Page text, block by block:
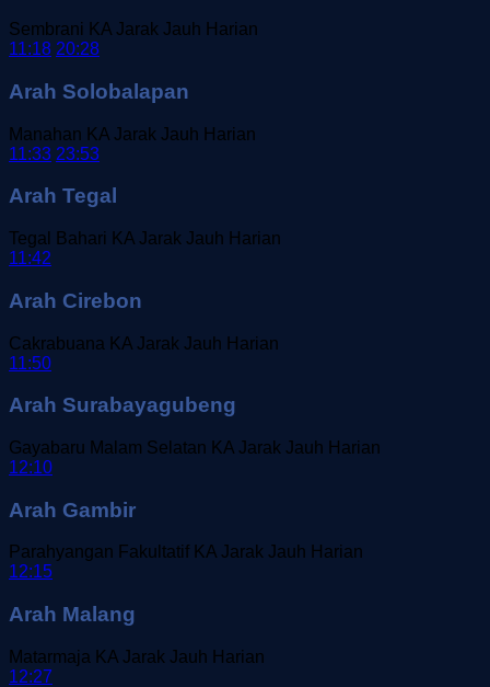
Sembrani KA Jarak Jauh Harian
11:18 20:28
Arah Solobalapan
Manahan KA Jarak Jauh Harian
11:33 23:53
Arah Tegal
Tegal Bahari KA Jarak Jauh Harian
11:42
Arah Cirebon
Cakrabuana KA Jarak Jauh Harian
11:50
Arah Surabayagubeng
Gayabaru Malam Selatan KA Jarak Jauh Harian
12:10
Arah Gambir
Parahyangan Fakultatif KA Jarak Jauh Harian
12:15
Arah Malang
Matarmaja KA Jarak Jauh Harian
12:27